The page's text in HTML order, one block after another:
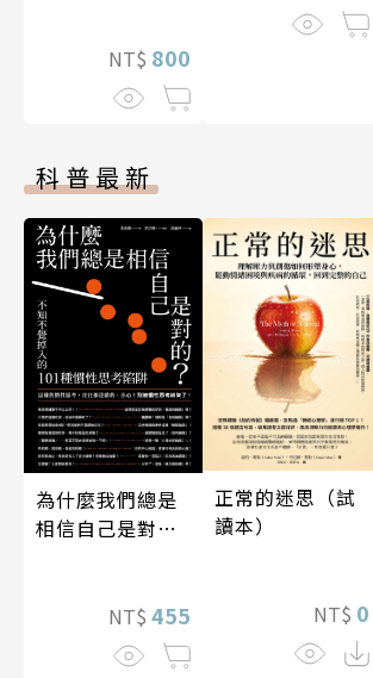
NT$ 800
科普最新
為什麼我們總是
相信自己是對
NT$ 455
正常的迷思（試
讀本）
NT$ 0